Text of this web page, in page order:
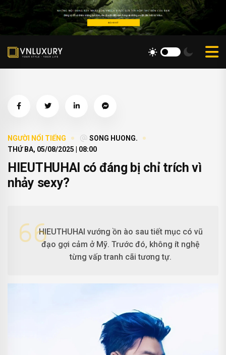
NGƯỜI NỔI TIẾNG
SONG HUONG.
THỨ BA, 05/08/2025 | 08:00
HIEUTHUHAI có đáng bị chỉ trích vì
nhảy sexy?
HIEUTHUHAI vướng ồn ào sau tiết mục có vũ
đạo gợi cảm ở Mỹ. Trước đó, không ít nghệ
từng vấp tranh cãi tương tự.